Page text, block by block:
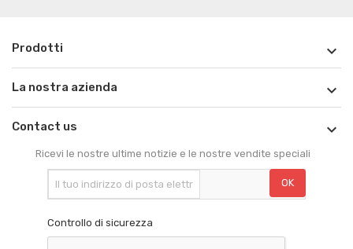
Prodotti 
La nostra azienda 
Contact us 
Ricevi le nostre ultime notizie e le nostre vendite speciali
Controllo di sicurezza